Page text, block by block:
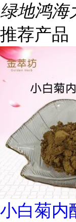
绿地鸿海
推荐产品
小白菊内